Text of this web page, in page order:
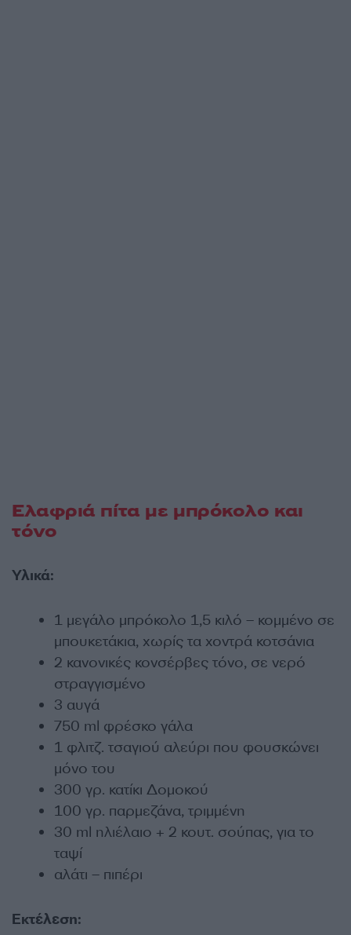
Ελαφριά πίτα με μπρόκολο και
τόνο
Υλικά:
1 μεγάλο μπρόκολο 1,5 κιλό – κομμένο σε
μπουκετάκια, χωρίς τα χοντρά κοτσάνια
2 κανονικές κονσέρβες τόνο, σε νερό
στραγγισμένο
3 αυγά
750 ml φρέσκο γάλα
1 φλιτζ. τσαγιού αλεύρι που φουσκώνει
μόνο του
300 γρ. κατίκι Δομοκού
100 γρ. παρμεζάνα, τριμμένη
30 ml ηλιέλαιο + 2 κουτ. σούπας, για το
ταψί
αλάτι – πιπέρι
Εκτέλεση: